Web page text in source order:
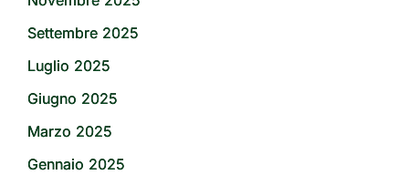
Settembre 2025
Luglio 2025
Giugno 2025
Marzo 2025
Gennaio 2025